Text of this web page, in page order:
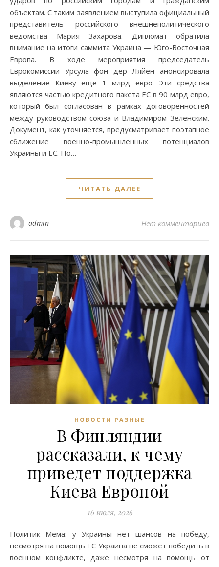
объектам. С таким заявлением выступила официальный
представитель российского внешнеполитического
ведомства Мария Захарова. Дипломат обратила
внимание на итоги саммита Украина — Юго-Восточная
Европа. В ходе мероприятия председатель
Еврокомиссии Урсула фон дер Ляйен анонсировала
выделение Киеву еще 1 млрд евро. Эти средства
являются частью кредитного пакета ЕС в 90 млрд евро,
который был согласован в рамках договоренностей
между руководством союза и Владимиром Зеленским.
Документ, как уточняется, предусматривает поэтапное
сближение военно-промышленных потенциалов
Украины и ЕС. По…
ЧИТАТЬ ДАЛЕЕ
admin Нет комментариев
НОВОСТИ РАЗНЫЕ
В Финляндии
рассказали, к чему
приведет поддержка
Киева Европой
16 июля, 2026
Политик Мема: у Украины нет шансов на победу,
несмотря на помощь ЕС Украина не сможет победить в
военном конфликте, даже несмотря на помощь от